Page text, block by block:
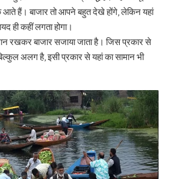
आते हैं। बाजार तो आपने बहुत देखे होंगे, लेकिन यहां
ही कहीं लगता होगा।
रखकर बाजार सजाया जाता है। जिस प्रकार से
अलग है, इसी प्रकार से यहां का सामान भी